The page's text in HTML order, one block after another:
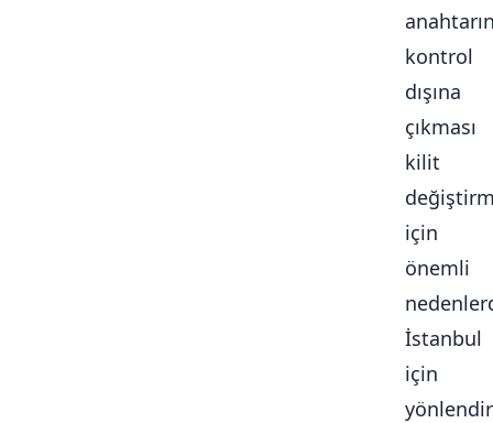
kontrol
dışına
çıkması
kilit
için
önemli
İstanbul
için